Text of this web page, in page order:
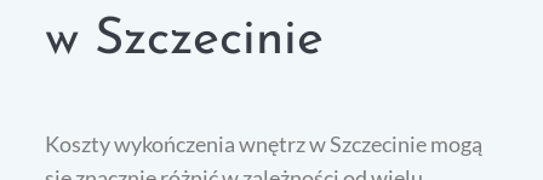
w Szczecinie
Koszty wykończenia wnętrz w Szczecinie mogą